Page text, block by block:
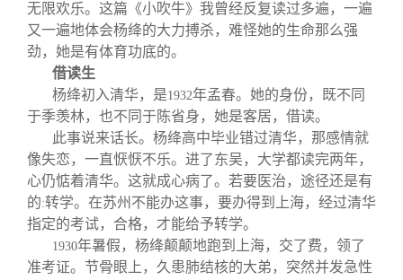
无限欢乐。这篇《小吹牛》我曾经反复读过多遍，一遍
又一遍地体会杨绛的大力搏杀，难怪她的生命那么强
劲，她是有体育功底的。
借读生
杨绛初入清华，是1932年孟春。她的身份，既不同
于季羡林，也不同于陈省身，她是客居，借读。
此事说来话长。杨绛高中毕业错过清华，那感情就
像失恋，一直恹恹不乐。进了东吴，大学都读完两年，
心仍惦着清华。这就成心病了。若要医治，途径还是有
的:转学。在苏州不能办这事，要办得到上海，经过清华
指定的考试，合格，才能给予转学。
1930年暑假，杨绛颠颠地跑到上海，交了费，领了
准考证。节骨眼上，久患肺结核的大弟，突然并发急性